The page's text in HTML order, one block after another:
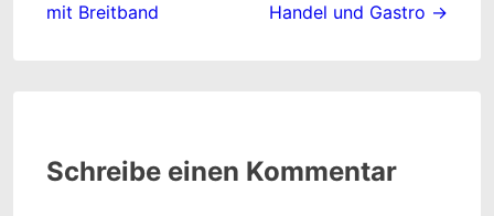
mit Breitband
Handel und Gastro →
Schreibe einen Kommentar